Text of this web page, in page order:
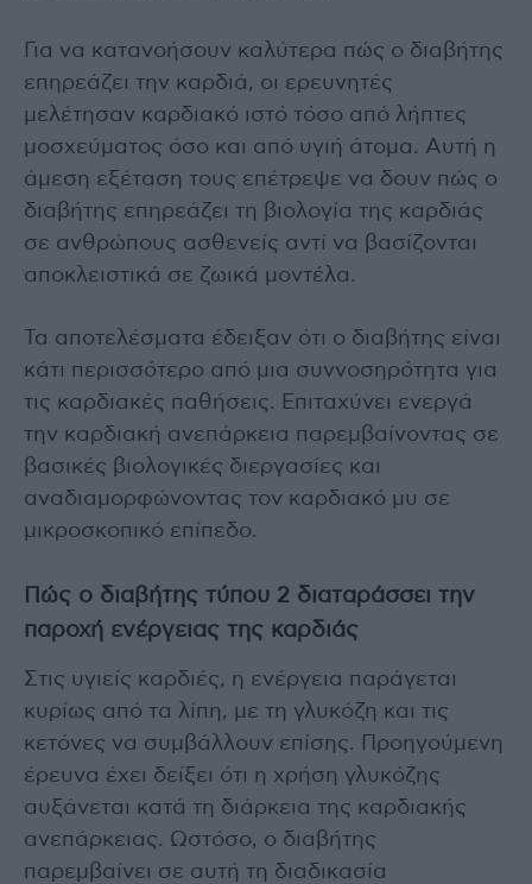
Για να κατανοήσουν καλύτερα πώς ο διαβήτης
επηρεάζει την καρδιά, οι ερευνητές
μελέτησαν καρδιακό ιστό τόσο από λήπτες
μοσχεύματος όσο και από υγιή άτομα. Αυτή η
άμεση εξέταση τους επέτρεψε να δουν πώς ο
διαβήτης επηρεάζει τη βιολογία της καρδιάς
σε ανθρώπους ασθενείς αντί να βασίζονται
αποκλειστικά σε ζωικά μοντέλα.
Τα αποτελέσματα έδειξαν ότι ο διαβήτης είναι
κάτι περισσότερο από μια συννοσηρότητα για
τις καρδιακές παθήσεις. Επιταχύνει ενεργά
την καρδιακή ανεπάρκεια παρεμβαίνοντας σε
βασικές βιολογικές διεργασίες και
αναδιαμορφώνοντας τον καρδιακό μυ σε
μικροσκοπικό επίπεδο.
Πώς ο διαβήτης τύπου 2 διαταράσσει την
παροχή ενέργειας της καρδιάς
Στις υγιείς καρδιές, η ενέργεια παράγεται
κυρίως από τα λίπη, με τη γλυκόζη και τις
κετόνες να συμβάλλουν επίσης. Προηγούμενη
έρευνα έχει δείξει ότι η χρήση γλυκόζης
αυξάνεται κατά τη διάρκεια της καρδιακής
ανεπάρκειας. Ωστόσο, ο διαβήτης
παρεμβαίνει σε αυτή τη διαδικασία